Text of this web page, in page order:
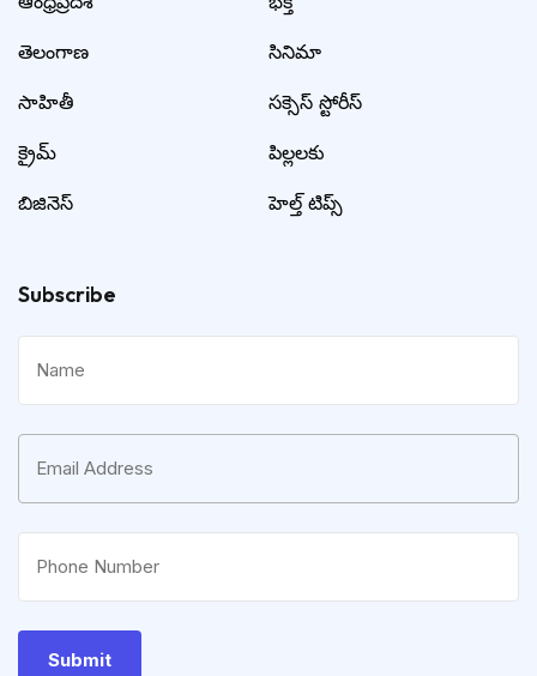
తెలంగాణ
సాహితీ
క్రైమ్
బిజినెస్
సినిమా
సక్సెస్ స్టోరీస్
పిల్లలకు
హెల్త్ టిప్స్
Subscribe